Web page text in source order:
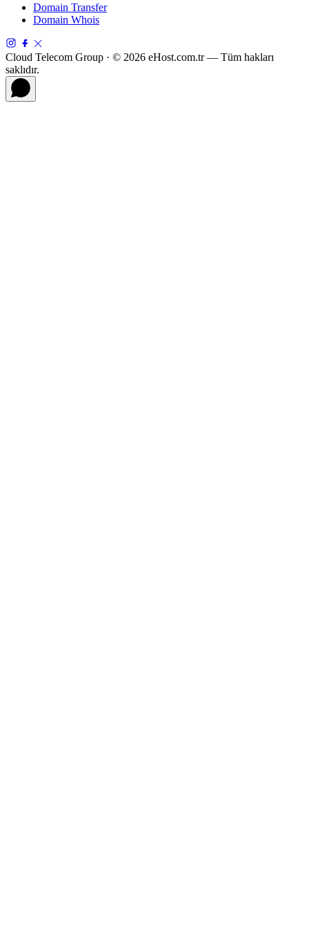
Domain Transfer
Domain Whois
Cloud Telecom Group · © 2026 eHost.com.tr — Tüm hakları
saklıdır.